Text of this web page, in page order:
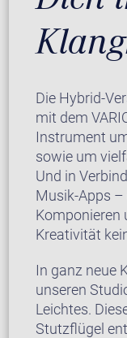
Die Hybrid-
mit dem
Instrument
sowie um
Und in
Musik-Apps –
Komponieren
Kreativität
In ganz neue
unseren
Leichtes.
Stutzflügel